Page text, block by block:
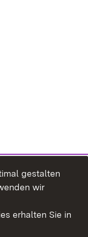
gestalten
wir
erhalten Sie in